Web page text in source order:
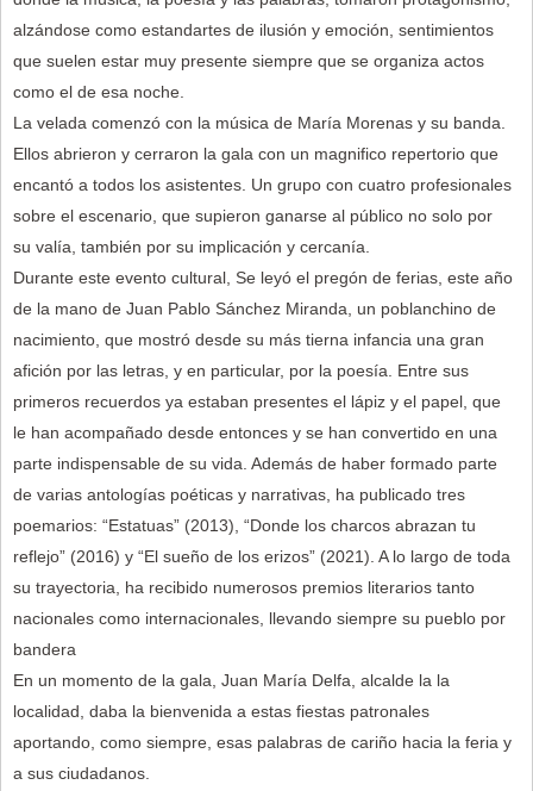
alzándose como estandartes de ilusión y emoción, sentimientos
que suelen estar muy presente siempre que se organiza actos
como el de esa noche.
La velada comenzó con la música de María Morenas y su banda.
Ellos abrieron y cerraron la gala con un magnifico repertorio que
encantó a todos los asistentes. Un grupo con cuatro profesionales
sobre el escenario, que supieron ganarse al público no solo por
su valía, también por su implicación y cercanía.
Durante este evento cultural, Se leyó el pregón de ferias, este año
de la mano de Juan Pablo Sánchez Miranda, un poblanchino de
nacimiento, que mostró desde su más tierna infancia una gran
afición por las letras, y en particular, por la poesía. Entre sus
primeros recuerdos ya estaban presentes el lápiz y el papel, que
le han acompañado desde entonces y se han convertido en una
parte indispensable de su vida. Además de haber formado parte
de varias antologías poéticas y narrativas, ha publicado tres
poemarios: “Estatuas” (2013), “Donde los charcos abrazan tu
reflejo” (2016) y “El sueño de los erizos” (2021). A lo largo de toda
su trayectoria, ha recibido numerosos premios literarios tanto
nacionales como internacionales, llevando siempre su pueblo por
bandera
En un momento de la gala, Juan María Delfa, alcalde la la
localidad, daba la bienvenida a estas fiestas patronales
aportando, como siempre, esas palabras de cariño hacia la feria y
a sus ciudadanos.